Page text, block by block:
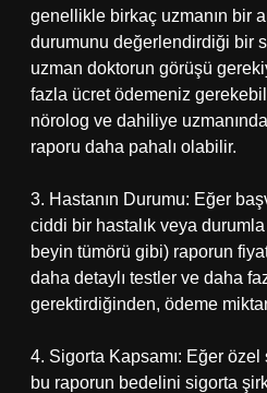
genellikle birkaç uzmanın bir
durumunu değerlendirdiği bir
uzman doktorun görüşü
fazla ücret ödemeniz
nörolog ve dahiliye
raporu daha pahalı olabilir.
3. Hastanın Durumu: Eğer
ciddi bir hastalık veya
beyin tümörü gibi) raporun
daha detaylı testler ve daha
gerektirdiğinden, ödeme
4. Sigorta Kapsamı: Eğer özel
bu raporun bedelini sigorta